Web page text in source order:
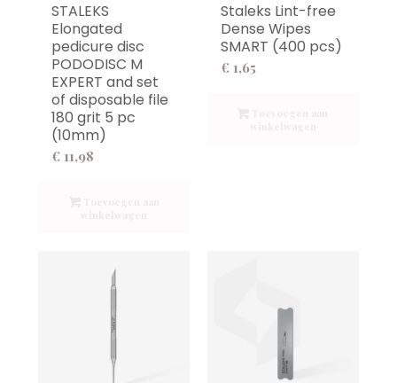
STALEKS
Elongated
pedicure disc
PODODISC M
EXPERT and set
of disposable file
180 grit 5 pc
(10mm)
€ 11,98
Staleks Lint-free
Dense Wipes
SMART (400 pcs)
€ 1,65